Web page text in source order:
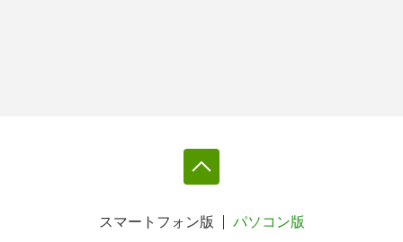
スマートフォン版 パソコン版